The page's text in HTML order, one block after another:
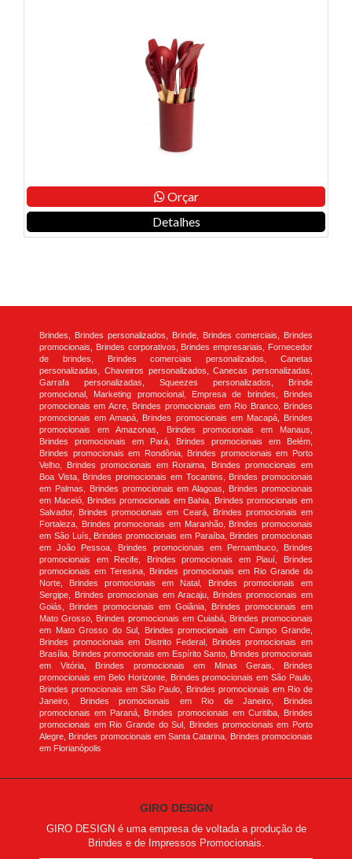
Orçar
Detalhes
Brindes, Brindes personalizados, Brinde, Brindes comerciais, Brindes
promocionais, Brindes corporativos, Brindes empresariais, Fornecedor
de brindes, Brindes comerciais personalizados, Canetas
personalizadas, Chaveiros personalizados, Canecas personalizadas,
Garrafa personalizadas, Squeezes personalizados, Brinde
promocional, Marketing promocional, Empresa de brindes, Brindes
promocionais em Acre, Brindes promocionais em Rio Branco, Brindes
promocionais em Amapá, Brindes promocionais em Macapá, Brindes
promocionais em Amazonas, Brindes promocionais em Manaus,
Brindes promocionais em Pará, Brindes promocionais em Belém,
Brindes promocionais em Rondônia, Brindes promocionais em Porto
Velho, Brindes promocionais em Roraima, Brindes promocionais em
Boa Vista, Brindes promocionais em Tocantins, Brindes promocionais
em Palmas, Brindes promocionais em Alagoas, Brindes promocionais
em Maceió, Brindes promocionais em Bahia, Brindes promocionais em
Salvador, Brindes promocionais em Ceará, Brindes promocionais em
Fortaleza, Brindes promocionais em Maranhão, Brindes promocionais
em São Luís, Brindes promocionais em Paraíba, Brindes promocionais
em João Pessoa, Brindes promocionais em Pernambuco, Brindes
promocionais em Recife, Brindes promocionais em Piauí, Brindes
promocionais em Teresina, Brindes promocionais em Rio Grande do
Norte, Brindes promocionais em Natal, Brindes promocionais em
Sergipe, Brindes promocionais em Aracaju, Brindes promocionais em
Goiás, Brindes promocionais em Goiânia, Brindes promocionais em
Mato Grosso, Brindes promocionais em Cuiabá, Brindes promocionais
em Mato Grosso do Sul, Brindes promocionais em Campo Grande,
Brindes promocionais em Distrito Federal, Brindes promocionais em
Brasília, Brindes promocionais em Espírito Santo, Brindes promocionais
em Vitória, Brindes promocionais em Minas Gerais, Brindes
promocionais em Belo Horizonte, Brindes promocionais em São Paulo,
Brindes promocionais em São Paulo, Brindes promocionais em Rio de
Janeiro, Brindes promocionais em Rio de Janeiro, Brindes
promocionais em Paraná, Brindes promocionais em Curitiba, Brindes
promocionais em Rio Grande do Sul, Brindes promocionais em Porto
Alegre, Brindes promocionais em Santa Catarina, Brindes promocionais
em Florianópolis
GIRO DESIGN
GIRO DESIGN é uma empresa de voltada a produção de
Brindes e de Impressos Promocionais.